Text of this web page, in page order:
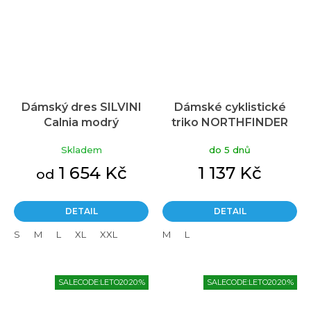
Dámský dres SILVINI
Calnia modrý
Skladem
od 1 654 Kč
DETAIL
S M L XL XXL
Dámské cyklistické
triko NORTHFINDER
do 5 dnů
1 137 Kč
DETAIL
M L
SALECODE:LETO20:20:% SALECODE:LETO20:20:%